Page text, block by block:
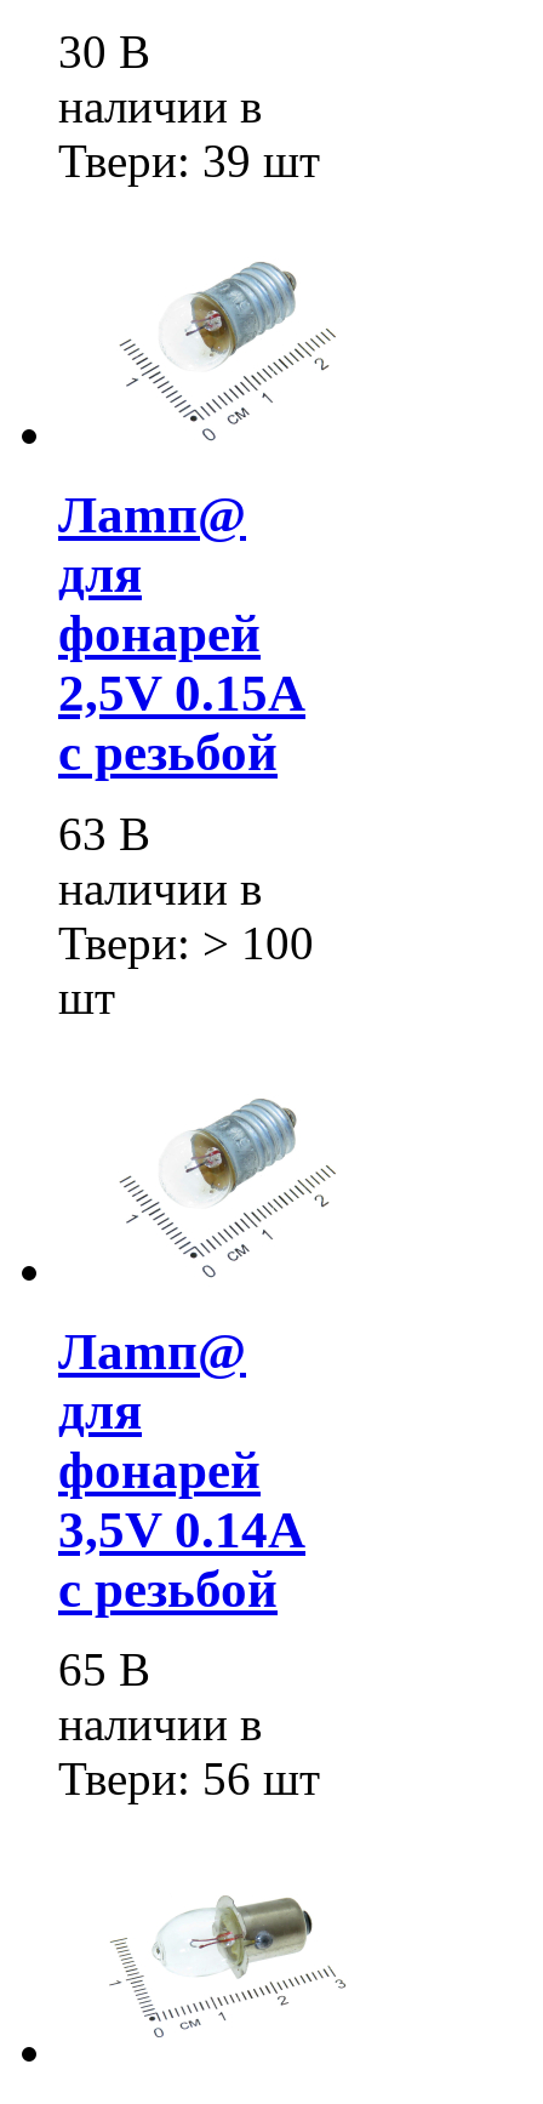
30 В
наличии в
Твери: 39 шт
Лamп@
для
фонарей
2,5V 0.15А
с резьбой
63 В
наличии в
Твери: > 100
шт
Лamп@
для
фонарей
3,5V 0.14А
с резьбой
65 В
наличии в
Твери: 56 шт